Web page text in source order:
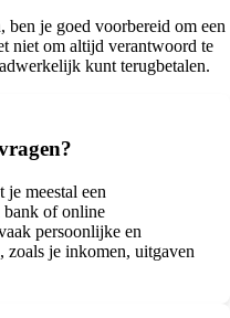
je goed voorbereid om een
niet om altijd verantwoord te
kunt terugbetalen.
je meestal een
bank of online
persoonlijke en
zoals je inkomen, uitgaven